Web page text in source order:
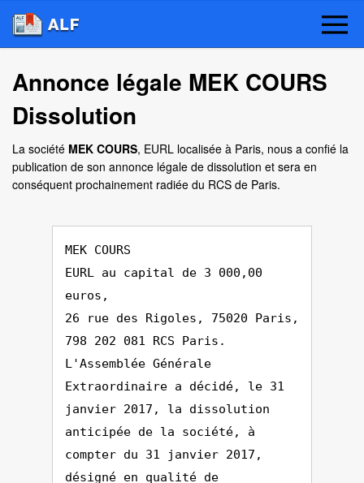
Annonce légale MEK COURS
Dissolution
La société MEK COURS, EURL localisée à Paris, nous a confié la
publication de son annonce légale de dissolution et sera en
conséquent prochainement radiée du RCS de Paris.
MEK COURS
EURL au capital de 3 000,00
euros,
26 rue des Rigoles, 75020 Paris,
798 202 081 RCS Paris.
L'Assemblée Générale
Extraordinaire a décidé, le 31
janvier 2017, la dissolution
anticipée de la société, à
compter du 31 janvier 2017,
désigné en qualité de